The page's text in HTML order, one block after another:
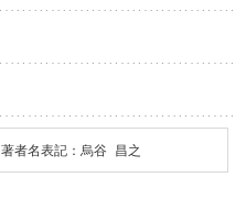
著者名表記：烏谷 昌之